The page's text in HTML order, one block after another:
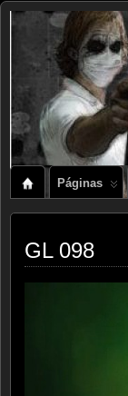
Páginas
GL 098